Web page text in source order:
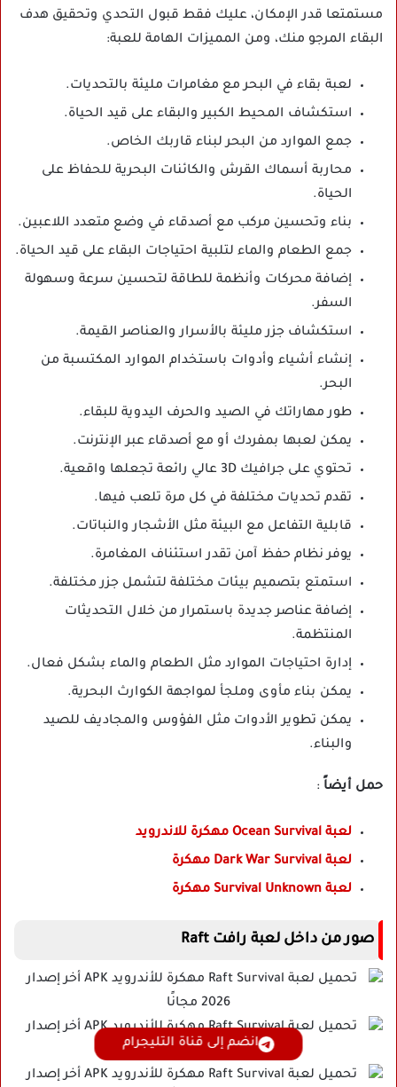
مستمتعا قدر الإمكان، عليك فقط قبول التحدي وتحقيق هدف
البقاء المرجو منك، ومن المميزات الهامة للعبة:
لعبة بقاء في البحر مع مغامرات مليئة بالتحديات.
استكشاف المحيط الكبير والبقاء على قيد الحياة.
جمع الموارد من البحر لبناء قاربك الخاص.
محاربة أسماك القرش والكائنات البحرية للحفاظ على
الحياة.
بناء وتحسين مركب مع أصدقاء في وضع متعدد اللاعبين.
جمع الطعام والماء لتلبية احتياجات البقاء على قيد الحياة.
إضافة محركات وأنظمة للطاقة لتحسين سرعة وسهولة
السفر.
استكشاف جزر مليئة بالأسرار والعناصر القيمة.
إنشاء أشياء وأدوات باستخدام الموارد المكتسبة من
البحر.
طور مهاراتك في الصيد والحرف اليدوية للبقاء.
يمكن لعبها بمفردك أو مع أصدقاء عبر الإنترنت.
تحتوي على جرافيك 3D عالي رائعة تجعلها واقعية.
تقدم تحديات مختلفة في كل مرة تلعب فيها.
قابلية التفاعل مع البيئة مثل الأشجار والنباتات.
يوفر نظام حفظ آمن تقدر استئناف المغامرة.
استمتع بتصميم بيئات مختلفة لتشمل جزر مختلفة.
إضافة عناصر جديدة باستمرار من خلال التحديثات
المنتظمة.
إدارة احتياجات الموارد مثل الطعام والماء بشكل فعال.
يمكن بناء مأوى وملجأ لمواجهة الكوارث البحرية.
يمكن تطوير الأدوات مثل الفؤوس والمجاديف للصيد
والبناء.
حمل أيضاً :
لعبة Ocean Survival مهكرة للاندرويد
لعبة Dark War Survival مهكرة
لعبة Survival Unknown مهكرة
صور من داخل لعبة رافت Raft
انضم إلى قناة التليجرام